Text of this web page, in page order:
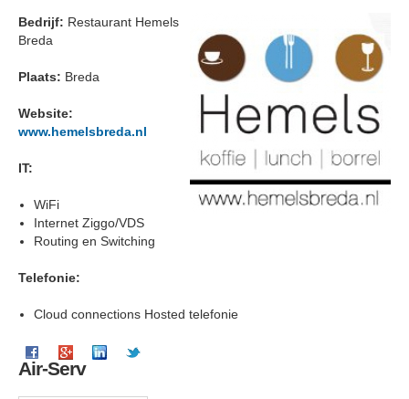
Bedrijf: Restaurant Hemels
Breda
Plaats: Breda
Website:
www.hemelsbreda.nl
IT:
WiFi
Internet Ziggo/VDS
Routing en Switching
Telefonie:
Cloud connections Hosted telefonie
Air-Serv